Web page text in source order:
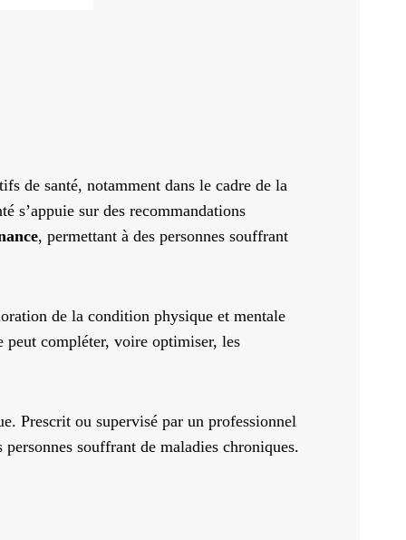
de santé, notamment dans le cadre de la
s’appuie sur des recommandations
, permettant à des personnes souffrant
de la condition physique et mentale
peut compléter, voire optimiser, les
Prescrit ou supervisé par un professionnel
souffrant de maladies chroniques.